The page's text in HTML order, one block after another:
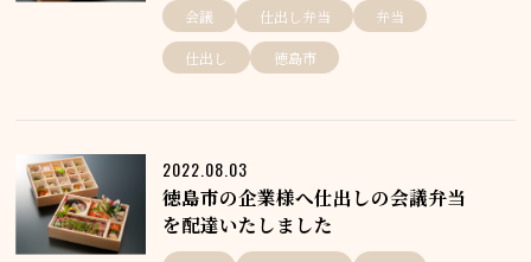
会議 仕出し弁当 弁当
仕出し 徳島市
2022.08.03
徳島市の企業様へ仕出しの会議弁当
を配達いたしました